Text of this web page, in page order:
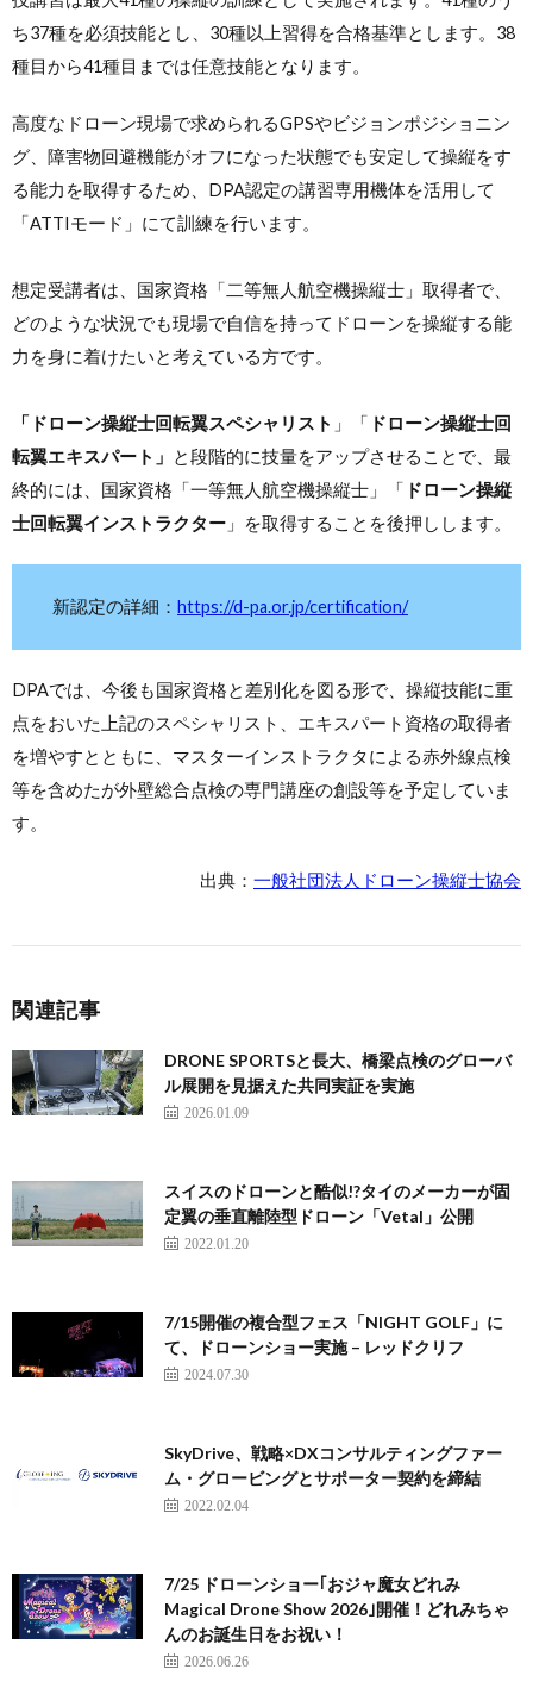
ち37種を必須技能とし、30種以上習得を合格基準とします。38
種目から41種目までは任意技能となります。
高度なドローン現場で求められるGPSやビジョンポジショニン
グ、障害物回避機能がオフになった状態でも安定して操縦をす
る能力を取得するため、DPA認定の講習専用機体を活用して
「ATTIモード」にて訓練を行います。
想定受講者は、国家資格「二等無人航空機操縦士」取得者で、
どのような状況でも現場で自信を持ってドローンを操縦する能
力を身に着けたいと考えている方です。
「ドローン操縦士回転翼スペシャリスト 」「 ドローン操縦士回
転翼エキスパート」 と段階的に技量をアップさせることで、最
終的には、国家資格「一等無人航空機操縦士」「 ドローン操縦
士回転翼インストラクター 」を取得することを後押しします。
新認定の詳細： https://d-pa.or.jp/certification/
DPAでは、今後も国家資格と差別化を図る形で、操縦技能に重
点をおいた上記のスペシャリスト、エキスパート資格の取得者
を増やすとともに、マスターインストラクタによる赤外線点検
等を含めたが外壁総合点検の専門講座の創設等を予定していま
す。
出典： 一般社団法人ドローン操縦士協会
関連記事
DRONE SPORTSと長大、橋梁点検のグローバ
ル展開を見据えた共同実証を実施
2026.01.09
スイスのドローンと酷似!?タイのメーカーが固
定翼の垂直離陸型ドローン「Vetal」公開
2022.01.20
7/15開催の複合型フェス「NIGHT GOLF」に
て、ドローンショー実施 – レッドクリフ
2024.07.30
SkyDrive、戦略×DXコンサルティングファー
ム・グロービングとサポーター契約を締結
2022.02.04
7/25 ドローンショー｢おジャ魔女どれみ
Magical Drone Show 2026｣開催！どれみちゃ
んのお誕生日をお祝い！
2026.06.26